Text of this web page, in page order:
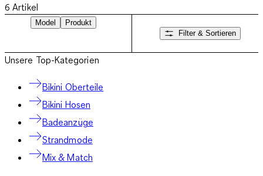
6 Artikel
Model
Produkt
Filter & Sortieren
Unsere Top-Kategorien
Bikini Oberteile
Bikini Hosen
Badeanzüge
Strandmode
Mix & Match